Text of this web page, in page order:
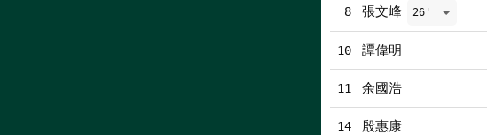
8 張文峰 26'
10 譚偉明
11 余國浩
14 殷惠康